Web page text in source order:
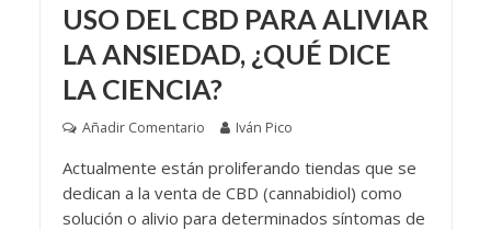
USO DEL CBD PARA ALIVIAR
LA ANSIEDAD, ¿QUÉ DICE
LA CIENCIA?
Añadir Comentario Iván Pico
Actualmente están proliferando tiendas que se
dedican a la venta de CBD (cannabidiol) como
solución o alivio para determinados síntomas de